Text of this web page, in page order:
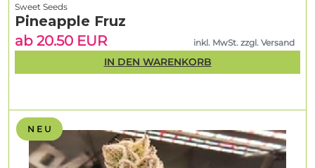
N E U
Sweet Seeds
Pineapple Fruz
ab 20.50 EUR
inkl. MwSt. zzgl. Versand
IN DEN WARENKORB